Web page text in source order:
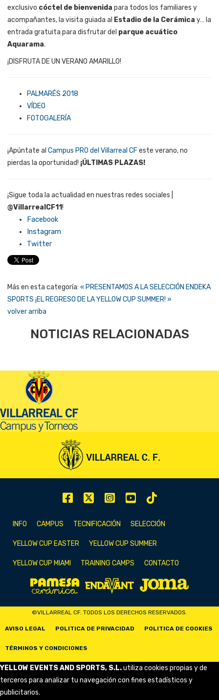
exclusivo cóctel de bienvenida para todos los familiares y
acompañantes, la visita guiada al Estadio de la Cerámica y… la
entrada gratuita para disfrutar del parque acuático
Aquarama.
¡DISFRUTA DE UN VERANO AMARILLO!
PALMARÉS 2018
VÍDEO
FOTOGALERÍA
¡Apúntate al Campus PRO del Villarreal CF este verano, no
pierdas la oportunidad! ¡ÚLTIMAS PLAZAS!
¡Sigue toda la actualidad en nuestras redes sociales |
@VillarrealCF11!
Facebook
Instagram
Twitter
Más en esta categoría: « PRESENTAMOS A LA SELECCIÓN ENDEKA
SPORTS ¡EL REGRESO DE LA YELLOW CUP SUMMER! »
volver arriba
NOTICIAS RELACIONADAS
INFO CAMPUS TECNIFICACIÓN SELECCIÓN
YELLOW CUP EASTER YELLOW CUP SUMMER
YELLOW CUP MIAMI TRAINING CAMPS CONTACTO
©VILLARREAL CF. TODOS LOS DERECHOS RESERVADOS.
AVISO LEGAL POLITICA DE PRIVACIDAD POLITICA DE COOKIES
TÉRMINOS Y CONDICIONES
YELLOW EVENTS AND SPORTS, S.L.utiliza cookies propias y de
terceros para analizar tu navegación con fines estadísticos y
publicitarios.